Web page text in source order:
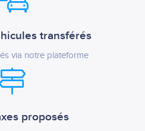
transférés
via notre plateforme
proposés